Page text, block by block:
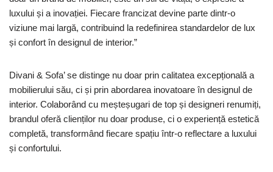
luxului și a inovației. Fiecare francizat devine parte dintr-o
viziune mai largă, contribuind la redefinirea standardelor de lux
și confort în designul de interior.”
Divani & Sofa’ se distinge nu doar prin calitatea excepțională a
mobilierului său, ci și prin abordarea inovatoare în designul de
interior. Colaborând cu meșteșugari de top și designeri renumiți,
brandul oferă clienților nu doar produse, ci o experiență estetică
completă, transformând fiecare spațiu într-o reflectare a luxului
și confortului.